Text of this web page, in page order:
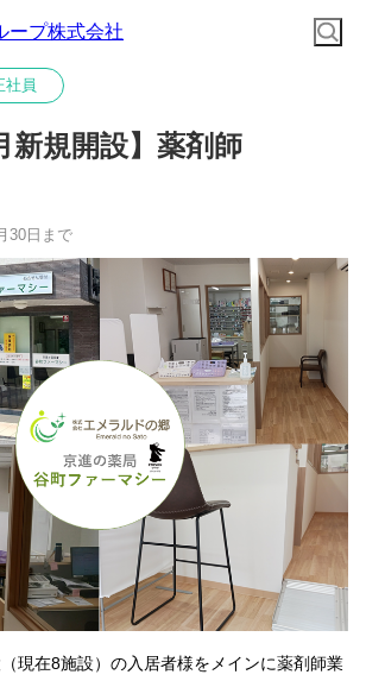
ープ株式会社
社員
新規開設】薬剤師
30日まで
現在8施設）の入居者様をメインに薬剤師業